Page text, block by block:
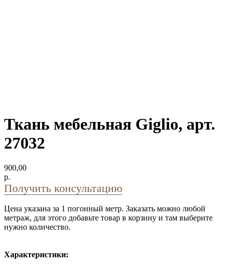
Ткань мебельная Giglio, арт.
27032
900,00
р.
Получить консультацию
Цена указана за 1 погонный метр. Заказать можно любой
метраж, для этого добавьте товар в корзину и там выберите
нужно количество.
Характеристики: